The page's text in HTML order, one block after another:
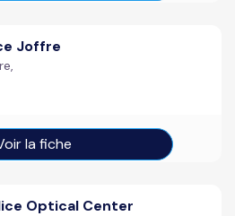
Joffre
la fiche
Optical Center